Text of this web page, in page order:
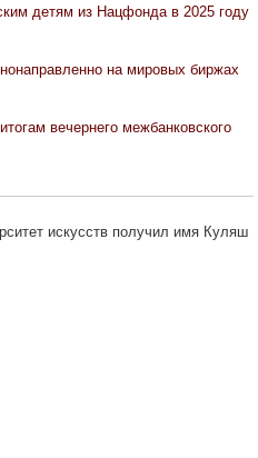
детям из Нацфонда в 2025 году
на мировых биржах
вечернего межбанковского
искусств получил имя Куляш